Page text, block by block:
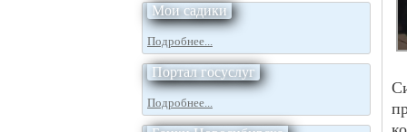
Мои садики
Подробнее...
Портал госуслуг
Подробнее...